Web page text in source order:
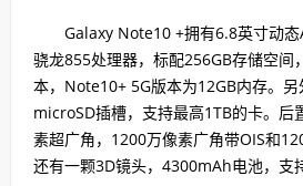
Galaxy Note10 +拥有6.8英寸动态
骁龙855处理器，标配256GB存储空间
本，Note10+ 5G版本为12GB内存。
microSD插槽，支持最高1TB的卡。后
素超广角，1200万像素广角带OIS和
还有一颗3D镜头，4300mAh电池，支